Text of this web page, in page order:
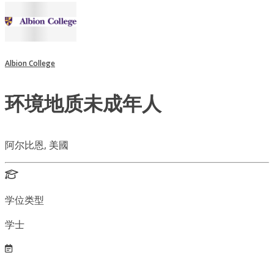
Albion College
环境地质未成年人
阿尔比恩, 美國
学位类型
学士